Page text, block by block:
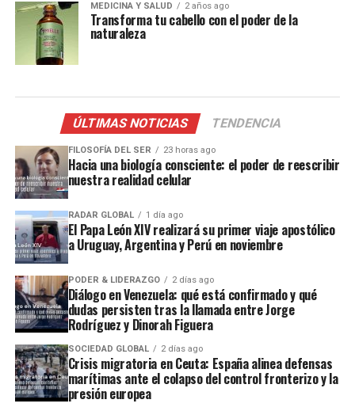
MEDICINA Y SALUD 2 años ago
Transforma tu cabello con el poder de la
naturaleza
ÚLTIMAS NOTICIAS TENDENCIA
FILOSOFÍA DEL SER 23 horas ago
Hacia una biología consciente: el poder de reescribir
nuestra realidad celular
RADAR GLOBAL 1 día ago
El Papa León XIV realizará su primer viaje apostólico
a Uruguay, Argentina y Perú en noviembre
PODER & LIDERAZGO 2 días ago
Diálogo en Venezuela: qué está confirmado y qué
dudas persisten tras la llamada entre Jorge
Rodríguez y Dinorah Figuera
SOCIEDAD GLOBAL 2 días ago
Crisis migratoria en Ceuta: España alinea defensas
marítimas ante el colapso del control fronterizo y la
presión europea